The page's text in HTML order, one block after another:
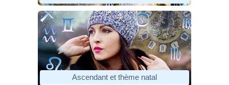
Ascendant et thème natal